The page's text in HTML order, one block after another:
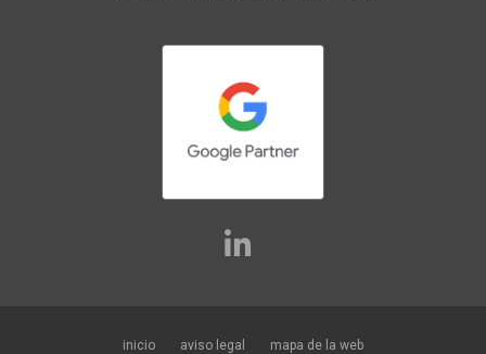
inicio aviso legal mapa de la web